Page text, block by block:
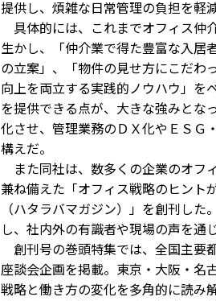
提供し、煩雑な日常管理の負担を軽
具体的には、これまでオフィス仲
生かし、「仲介業で得た豊富な入居
の立案」、「物件の見せ方にこだわ
向上を両立する実践的ノウハウ」を
を提供できる点が、大きな強みとな
化させ、管理業務のＤＸ化やＥＳＧ
構えだ。
また同社は、数多くの企業のオフ
兼ね備えた「オフィス戦略のヒン
（ハタラバマガジン）」を創刊し
し、社内外の有識者や現場の声を通
創刊号の巻頭特集では、全国主要
座談会企画を掲載。東京・大阪・名
戦略と働き方の変化を多角的に読み